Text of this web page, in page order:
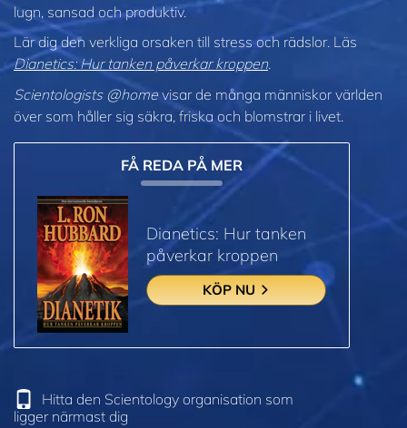
lugn, sansad och produktiv.
Lär dig den verkliga orsaken till stress och rädslor. Läs
Dianetics: Hur tanken påverkar kroppen.
Scientologists @homevisar de många människor världen
över som håller sig säkra, friska och blomstrar i livet.
FÅ REDA PÅ MER
Dianetics: Hur tanken
påverkar kroppen
KÖP NU
Hitta den Scientology organisation som
ligger närmast dig